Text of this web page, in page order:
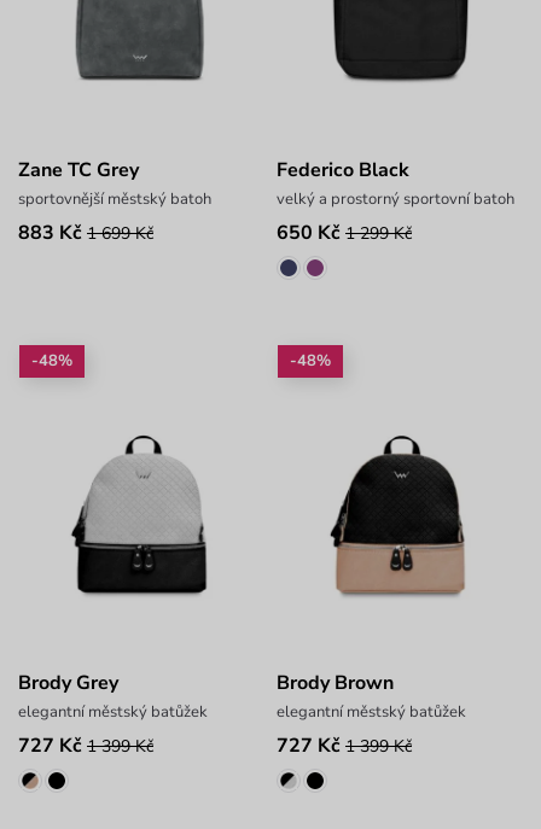
Zane TC Grey
sportovnější městský batoh
883 Kč 1 699 Kč
Federico Black
velký a prostorný sportovní batoh
650 Kč 1 299 Kč
-48%
Brody Grey
elegantní městský batůžek
727 Kč 1 399 Kč
-48%
Brody Brown
elegantní městský batůžek
727 Kč 1 399 Kč